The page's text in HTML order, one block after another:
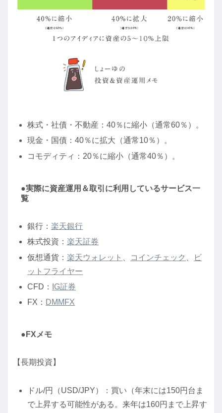
株式・社債・不動産：40％に縮小（通常60％）。
現金・国債：40％に拡大（通常10％）。
コモディティ：20％に縮小（通常40％）。
●実際に資産運用＆取引に利用しているサービス一
覧
銀行：楽天銀行
株式投資：楽天証券
仮想通貨：楽天ウォレット コインチェック
ビ
ットフライヤー
CFD：
IG証券
FX： DMMFX
●FXメモ
【長期投資】
ドル/円（USD/JPY）：買い（年末には150円台ま
で上昇する可能性がある。来年は160円まで上昇す